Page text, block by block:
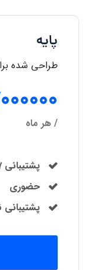
پایه
طراحی شده
7000000
/ هر ماه
پشتیبانی 24/7
حضوری